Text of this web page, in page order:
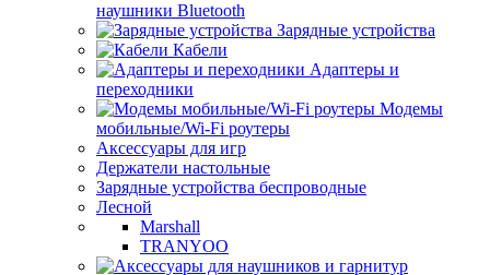
наушники Bluetooth
Зарядные устройства
Кабели
Адаптеры и
переходники
Модемы
мобильные/Wi-Fi роутеры
Аксессуары для игр
Держатели настольные
Зарядные устройства беспроводные
Лесной
Marshall
TRANYOO